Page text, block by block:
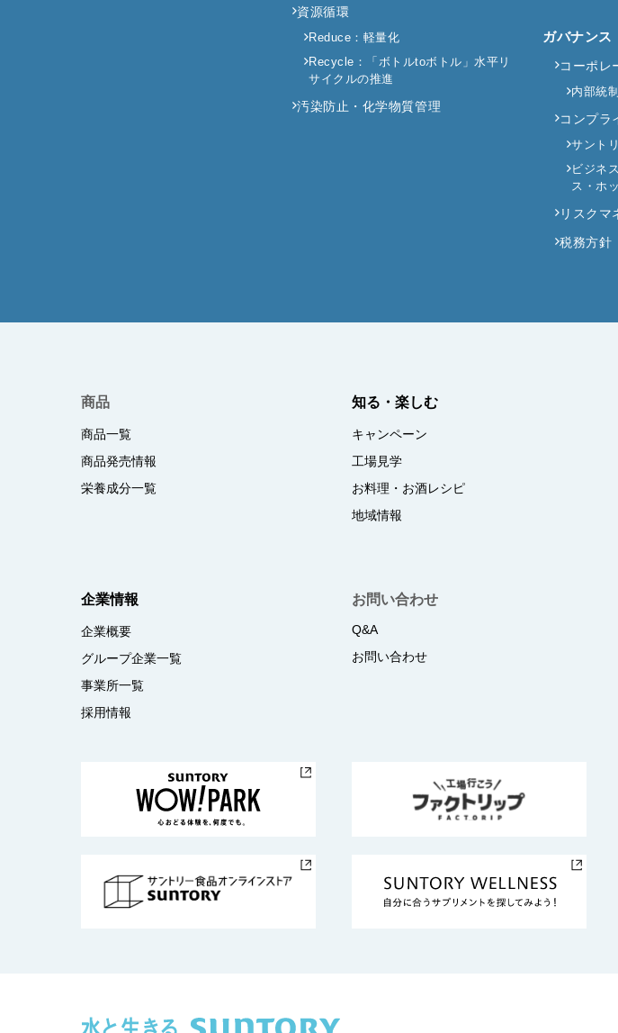
資源循環
Reduce：軽量化
Recycle：「ボトルtoボトル」水平リ
サイクルの推進
汚染防止・化学物質管理
ガバナンス
コーポレ
内部統
コンプラ
サント
ビジネ
ス・ホ
リスクマ
税務方針
商品
商品一覧
商品発売情報
栄養成分一覧
知る・楽しむ
キャンペーン
工場見学
お料理・お酒レシピ
地域情報
企業情報
企業概要
グループ企業一覧
事業所一覧
採用情報
お問い合わせ
Q&A
お問い合わせ